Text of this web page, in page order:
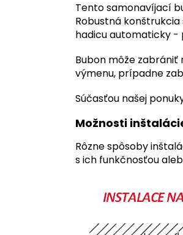
Tento samonavíjací
Robustná
hadicu automaticky -
Bubon môže zabrániť
výmenu, prípadne
Súčasťou našej
Možnosti
Rôzne spôsoby
s ich funkčnosťou